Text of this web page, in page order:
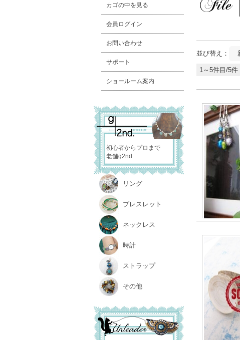
並び替え：
1～5件目/5件
カゴの中を見る
会員ログイン
お問い合わせ
サポート
ショールーム案内
初心者からプロまで
老舗g2nd
リング
ブレスレット
ネックレス
時計
ストラップ
その他